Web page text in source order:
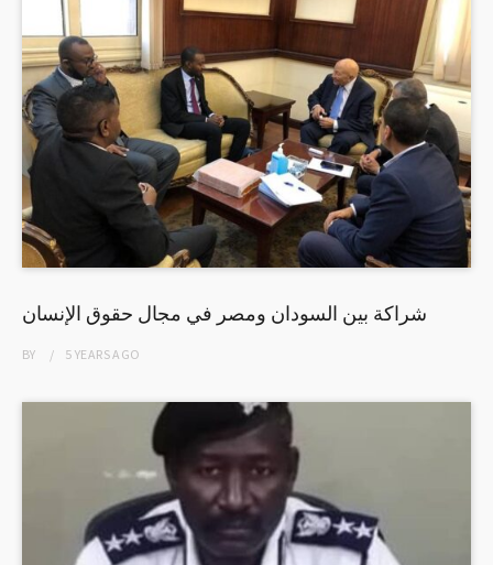
شراكة بين السودان ومصر في مجال حقوق الإنسان
BY 5 YEARSAGO